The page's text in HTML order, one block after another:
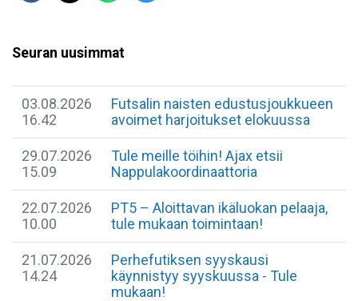
Seuran uusimmat
03.08.2026
16.42
Futsalin naisten edustusjoukkueen
avoimet harjoitukset elokuussa
29.07.2026
15.09
Tule meille töihin! Ajax etsii
Nappulakoordinaattoria
22.07.2026
10.00
​PT5 – Aloittavan ikäluokan pelaaja,
tule mukaan toimintaan!
21.07.2026
14.24
Perhefutiksen syyskausi
käynnistyy syyskuussa - Tule
mukaan!